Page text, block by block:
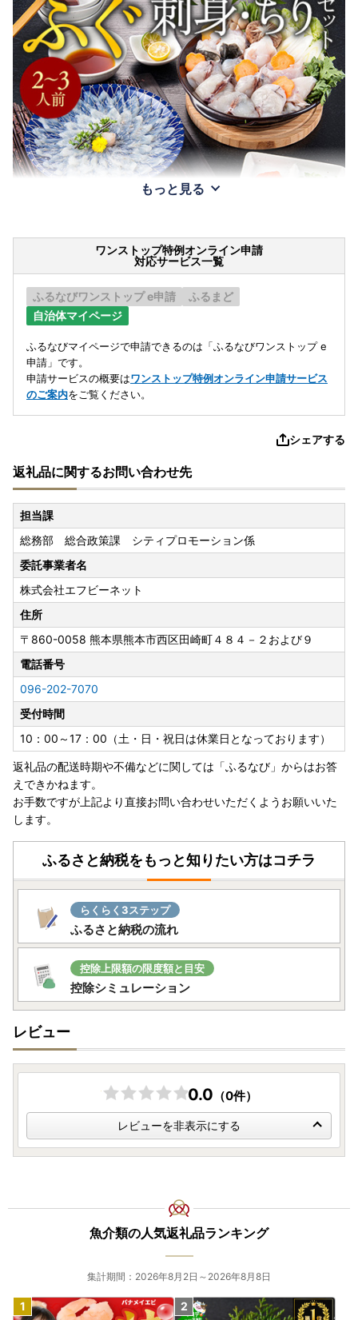
もっと見る
ワンストップ特例オンライン申請
対応サービス一覧
ふるなびワンストップ e申請
ふるまど
自治体マイページ
ふるなびマイページで申請できるのは「ふるなびワンストップ e
申請」です。
申請サービスの概要はワンストップ特例オンライン申請サービス
のご案内をご覧ください。
シェアする
返礼品に関するお問い合わせ先
担当課
総務部 総合政策課 シティプロモーション係
委託事業者名
株式会社エフビーネット
住所
〒860-0058 熊本県熊本市西区田崎町４８４－２および９
電話番号
096-202-7070
受付時間
10：00～17：00（土・日・祝日は休業日となっております）
返礼品の配送時期や不備などに関しては「ふるなび」からはお答
えできかねます。
お手数ですが上記より直接お問い合わせいただくようお願いいた
します。
ふるさと納税をもっと知りたい方はコチラ
らくらく3ステップ
ふるさと納税の流れ
控除上限額の限度額と目安
控除シミュレーション
レビュー
0.0 （0件）
レビューを非表示にする
魚介類の人気返礼品ランキング
集計期間：2026年8月2日～2026年8月8日